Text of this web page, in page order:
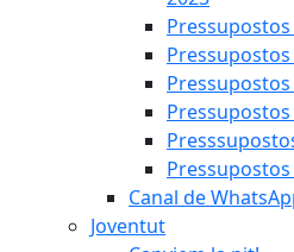
Canal de
Joventut